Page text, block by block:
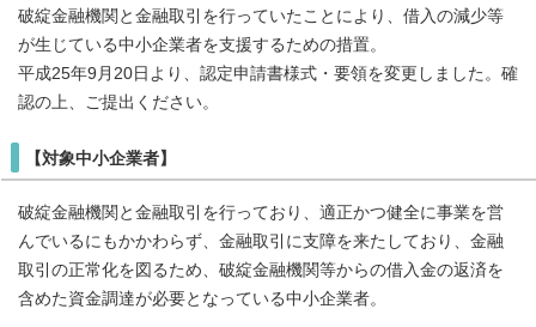
破綻金融機関と金融取引を行っていたことにより、借入の減少等
が生じている中小企業者を支援するための措置。
平成25年9月20日より、認定申請書様式・要領を変更しました。確
認の上、ご提出ください。
【対象中小企業者】
破綻金融機関と金融取引を行っており、適正かつ健全に事業を営
んでいるにもかかわらず、金融取引に支障を来たしており、金融
取引の正常化を図るため、破綻金融機関等からの借入金の返済を
含めた資金調達が必要となっている中小企業者。